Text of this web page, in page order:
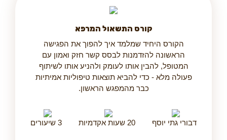
קורס התשאול המרפא
הקורס היחיד שמלמד איך להפוך את הפגישה
הראשונה להזדמנות לבסס קשר חזק ואמון עם
המטופל, להבין אותו לעומק ולהניע אותו לשיתוף
פעולה מלא - כדי להביא תוצאות טיפוליות אמיתיות
כבר מהמפגש הראשון.
דבורי גתי יוסף 20 שעות אקדמיות 3 שיעורים